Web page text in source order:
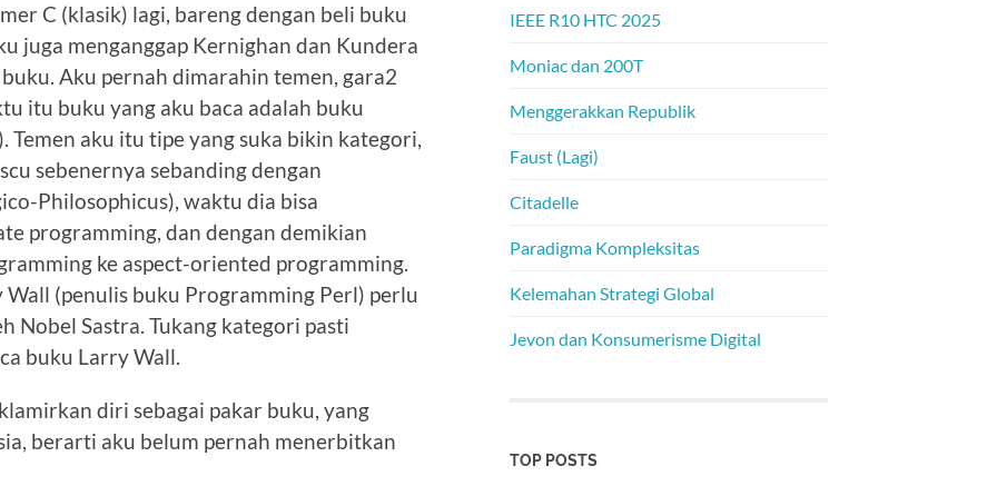
C (klasik) lagi, bareng dengan beli buku
juga menganggap Kernighan dan Kundera
Aku pernah dimarahin temen, gara2
itu buku yang aku baca adalah buku
Temen aku itu tipe yang suka bikin kategori,
sebenernya sebanding dengan
Philosophicus), waktu dia bisa
programming, dan dengan demikian
ke aspect-oriented programming.
(penulis buku Programming Perl) perlu
Nobel Sastra. Tukang kategori pasti
buku Larry Wall.
diri sebagai pakar buku, yang
berarti aku belum pernah menerbitkan
IEEE R10 HTC 2025
Moniac dan 200T
Menggerakkan Republik
Faust (Lagi)
Citadelle
Paradigma Kompleksitas
Kelemahan Strategi Global
Jevon dan Konsumerisme Digital
TOP POSTS